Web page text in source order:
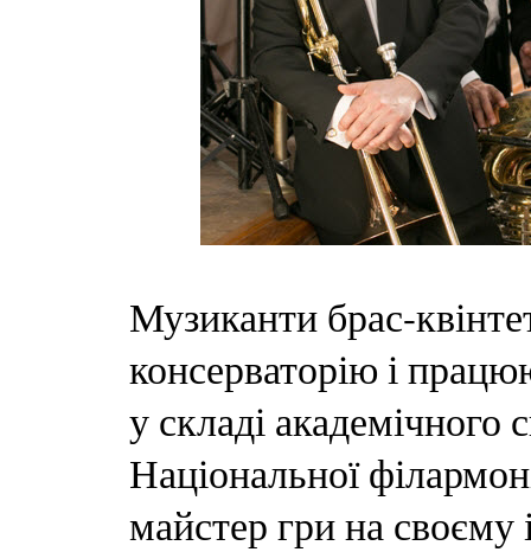
Музиканти брас-
консерваторію і
у складі
Національної
майстер гри на своєму